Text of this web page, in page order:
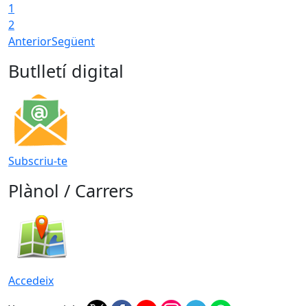
1
2
AnteriorSegüent
Butlletí digital
Subscriu-te
Plànol / Carrers
Accedeix